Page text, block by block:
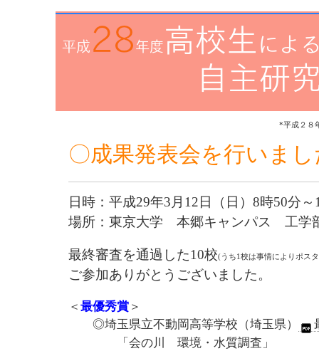
*平成２
〇成果発表会を行いま
日時：平成29年3月12日（日）8時50分～
場所：東京大学 本郷キャンパス 工
最終審査を通過した10校(うち1校は事情によりポス
ご参加ありがとうございました。
＜ 最優秀賞＞
◎埼玉県立不動岡高等学校（埼玉県）
「会の川 環境・水質調査」